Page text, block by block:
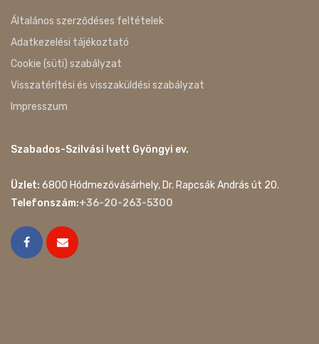
Általános szerződéses feltételek
Adatkezelési tájékoztató
Cookie (süti) szabályzat
Visszatérítési és visszaküldési szabályzat
Impresszum
Szabados-Szilvási Ivett Gyöngyi ev.
Üzlet: 6800 Hódmezővásárhely, Dr. Rapcsák András út 20.
Telefonszám:+36-20-263-5300